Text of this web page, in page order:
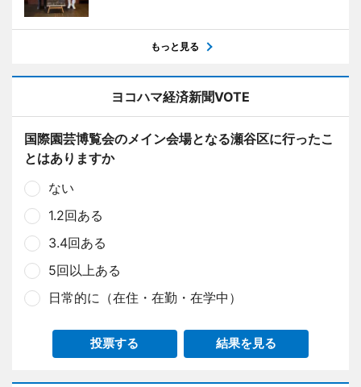
もっと見る
ヨコハマ経済新聞VOTE
国際園芸博覧会のメイン会場となる瀬谷区に行ったこ
とはありますか
ない
1.2回ある
3.4回ある
5回以上ある
日常的に（在住・在勤・在学中）
投票する 結果を見る